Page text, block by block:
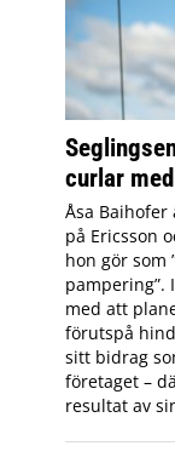
curlar
Åsa Baihofer
på Ericsson
hon gör som
pampering”.
med att
förutspå
sitt bidrag
företaget –
resultat av